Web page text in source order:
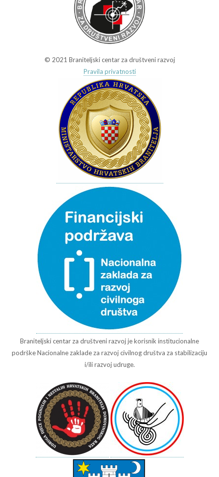
© 2021 Braniteljski centar za društveni razvoj
Pravila privatnosti
Braniteljski centar za društveni razvoj je korisnik institucionalne
podrške Nacionalne zaklade za razvoj civilnog društva za stabilizaciju
i/ili razvoj udruge.